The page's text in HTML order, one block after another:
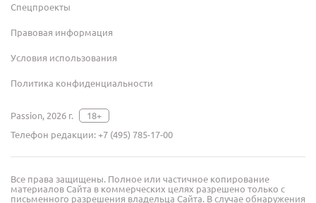
Спецпроекты
Правовая информация
Условия использования
Политика конфиденциальности
Passion, 2026 г.
18+
Телефон редакции:+7 (495) 785-17-00
Все права защищены. Полное или частичное копирование
материалов Сайта в коммерческих целях разрешено только с
письменного разрешения владельца Сайта. В случае обнаружения